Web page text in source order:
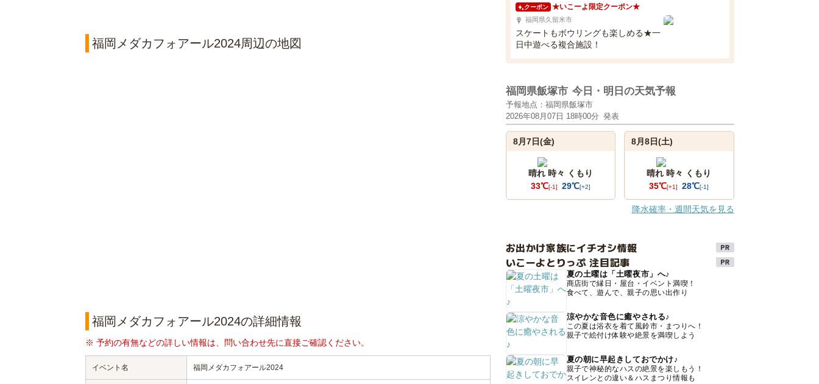
福岡メダカフォアール2024周辺の地図
福岡メダカフォアール2024の詳細情報
※ 予約の有無などの詳しい情報は、問い合わせ先に直接ご確認ください。
イベント名 福岡メダカフォアール2024
クーポン ★いこーよ限定クーポン★
福岡県久留米市
スケートもボウリングも楽しめる★一
日中遊べる複合施設！
福岡県飯塚市 今日・明日の天気予報
予報地点：福岡県飯塚市
2026年08月07日 18時00分 発表
8月7日(金)
晴れ 時々 くもり
33℃[-1] 29℃[+2]
8月8日(土)
晴れ 時々 くもり
35℃[+1] 28℃[-1]
降水確率・週間天気を見る
お出かけ家族にイチオシ情報
いこーよとりっぷ 注目記事
夏の土曜は「土曜夜市」へ♪
商店街で縁日・屋台・イベント満喫！
食べて、遊んで、親子の思い出作り
涼やかな音色に癒やされる♪
この夏は浴衣を着て風鈴市・まつりへ！
親子で絵付け体験や絶景を満喫しよう
夏の朝に早起きしておでかけ♪
親子で神秘的なハスの絶景を楽しもう！
スイレンとの違い＆ハスまつり情報も